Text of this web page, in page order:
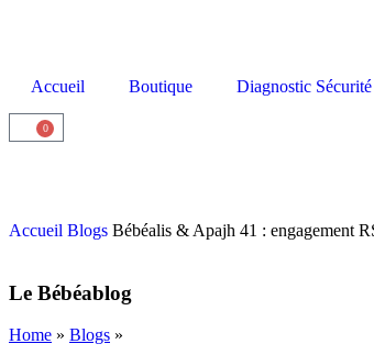
Accueil Boutique Diagnostic
0
Accueil Blogs Bébéalis & Apajh 41 : engagement
Le Bébéablog
Home » Blogs »